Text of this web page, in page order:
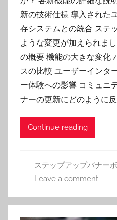
新の技術仕様 導入された
存システムとの統合 ステ
ような変更が加えられま
の概要 機能の大きな変化
スの比較 ユーザーインタ
ー体験への影響 コミュニ
ナーの更新にどのように
Continue reading
ステップアップバナー
Leave a comment